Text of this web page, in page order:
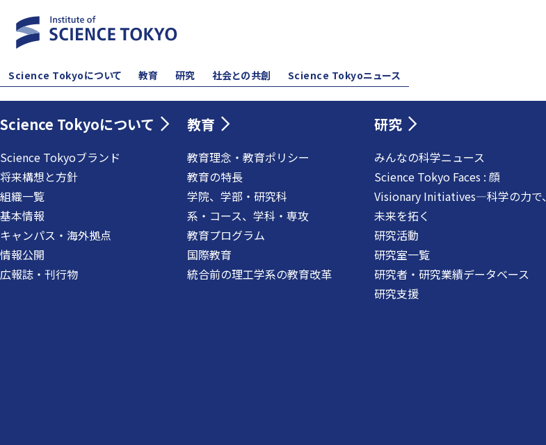
Science Tokyoについて 教育 研究 社会との共創 Science Tokyoニュース
Science Tokyoについて
Science Tokyoブランド
将来構想と方針
組織一覧
基本情報
キャンパス・海外拠点
情報公開
広報誌・刊行物
教育
教育理念・教育ポリシー
教育の特長
学院、学部・研究科
系・コース、学科・専攻
教育プログラム
国際教育
統合前の理工学系の教育改革
研究
みんなの科学ニュース
Science Tokyo Faces : 顔
Visionary Initiatives―科学の力で、
未来を拓く
研究活動
研究室一覧
研究者・研究業績データベース
研究支援